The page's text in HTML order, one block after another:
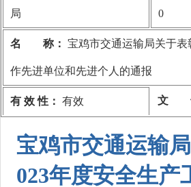
局 0
名 称： 宝鸡市交通运输局关于表
作先进单位和先进个人的通报
有 效 性： 有效 文
宝鸡市交通运输
023年度安全生产